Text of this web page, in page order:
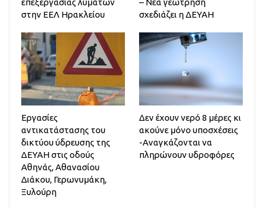
επεξεργασίας λυμάτων
στην ΕΕΛ Ηρακλείου
– Νέα γεώτρηση
σχεδιάζει η ΔΕΥΑΗ
Εργασίες
αντικατάστασης του
δικτύου ύδρευσης της
ΔΕΥΑΗ στις οδούς
Αθηνάς, Αθανασίου
Διάκου, Γερωνυμάκη,
Ξυλούρη
Δεν έχουν νερό 8 μέρες κι
ακούνε μόνο υποσχέσεις
-Αναγκάζονται να
πληρώνουν υδροφόρες